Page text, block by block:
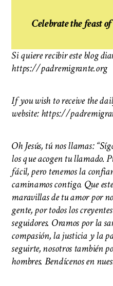
Celebrate the feast
Si quiere recibir este blog
https://padremigrante.org
If you wish to receive the
website: https://
Oh Jesús, tú nos llamas:
los que acogen tu llamado.
fácil, pero tenemos la
caminamos contigo. Que
maravillas de tu amor por
gente, por todos los
seguidores. Oramos por la
compasión, la justicia y la
seguirte, nosotros también
hombres. Bendícenos en